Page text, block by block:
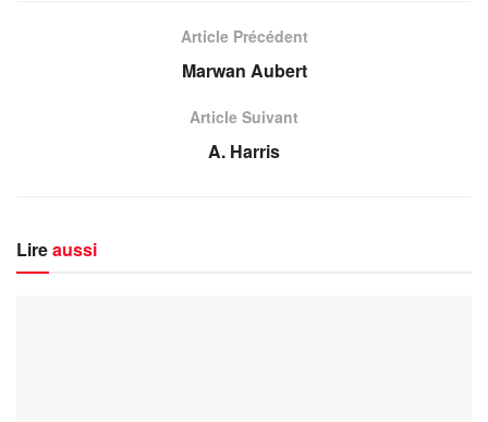
Article Précédent
Marwan Aubert
Article Suivant
A. Harris
Lireaussi